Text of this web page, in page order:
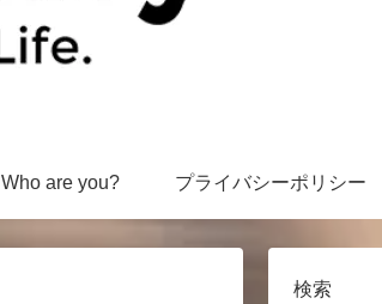
Who are you? プライバシーポリシー
検索